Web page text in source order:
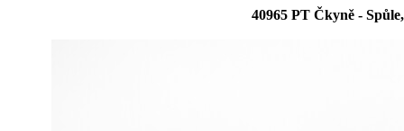
40965 PT Čkyně -